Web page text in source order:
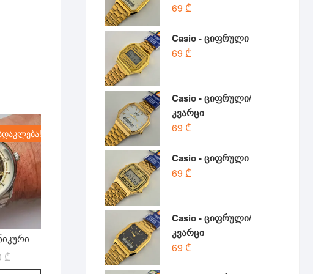
₾Original
Current
69 ₾
Casio - ციფრული
69 ₾
Casio - ციფრული/
კვარცი
69 ₾
Casio - ციფრული
69 ₾
Casio - ციფრული/
კვარცი
69 ₾